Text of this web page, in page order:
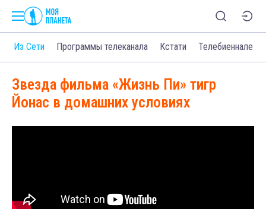
Из Сети Программы телеканала Кстати Телебиеннале
Звезда фильма «Жизнь Пи» тигр
Йонас в домашних условиях